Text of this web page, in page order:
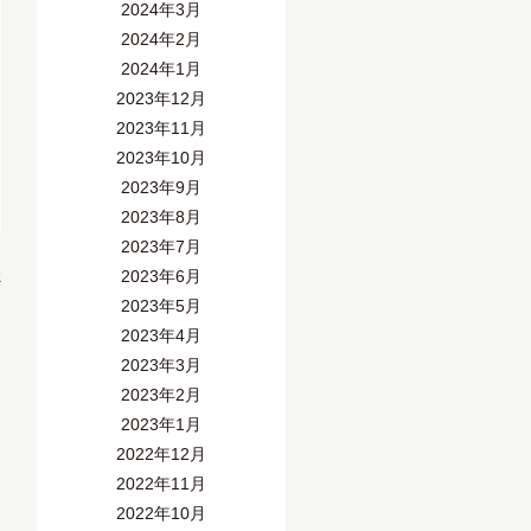
2024年3月
2024年2月
2024年1月
2023年12月
2023年11月
2023年10月
2023年9月
2023年8月
2023年7月
2023年6月
2023年5月
2023年4月
2023年3月
2023年2月
2023年1月
2022年12月
2022年11月
2022年10月